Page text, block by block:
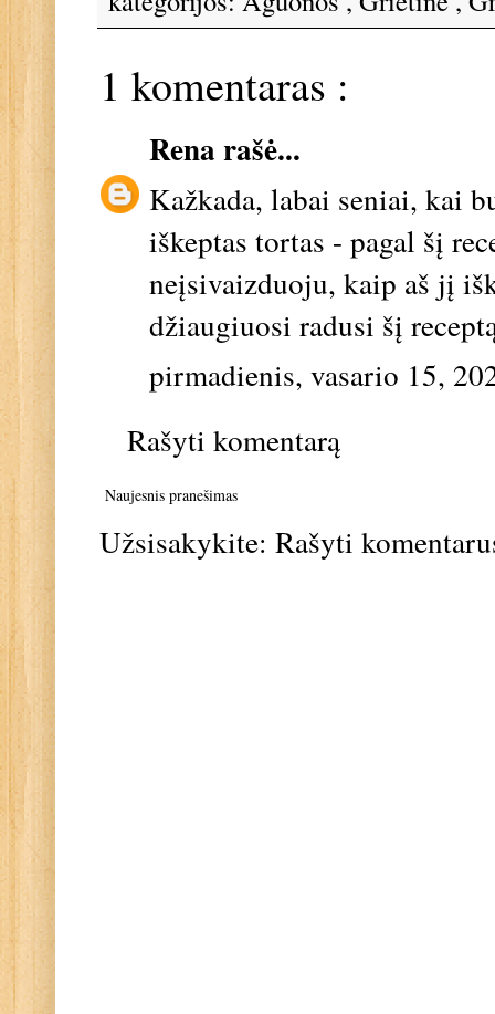
1 komentaras :
Rena rašė...
Kažkada, labai seniai, kai
iškeptas tortas - pagal šį
neįsivaizduoju, kaip aš jį
džiaugiuosi radusi šį
pirmadienis, vasario 15,
Rašyti komentarą
Naujesnis pranešimas
Užsisakykite: Rašyti